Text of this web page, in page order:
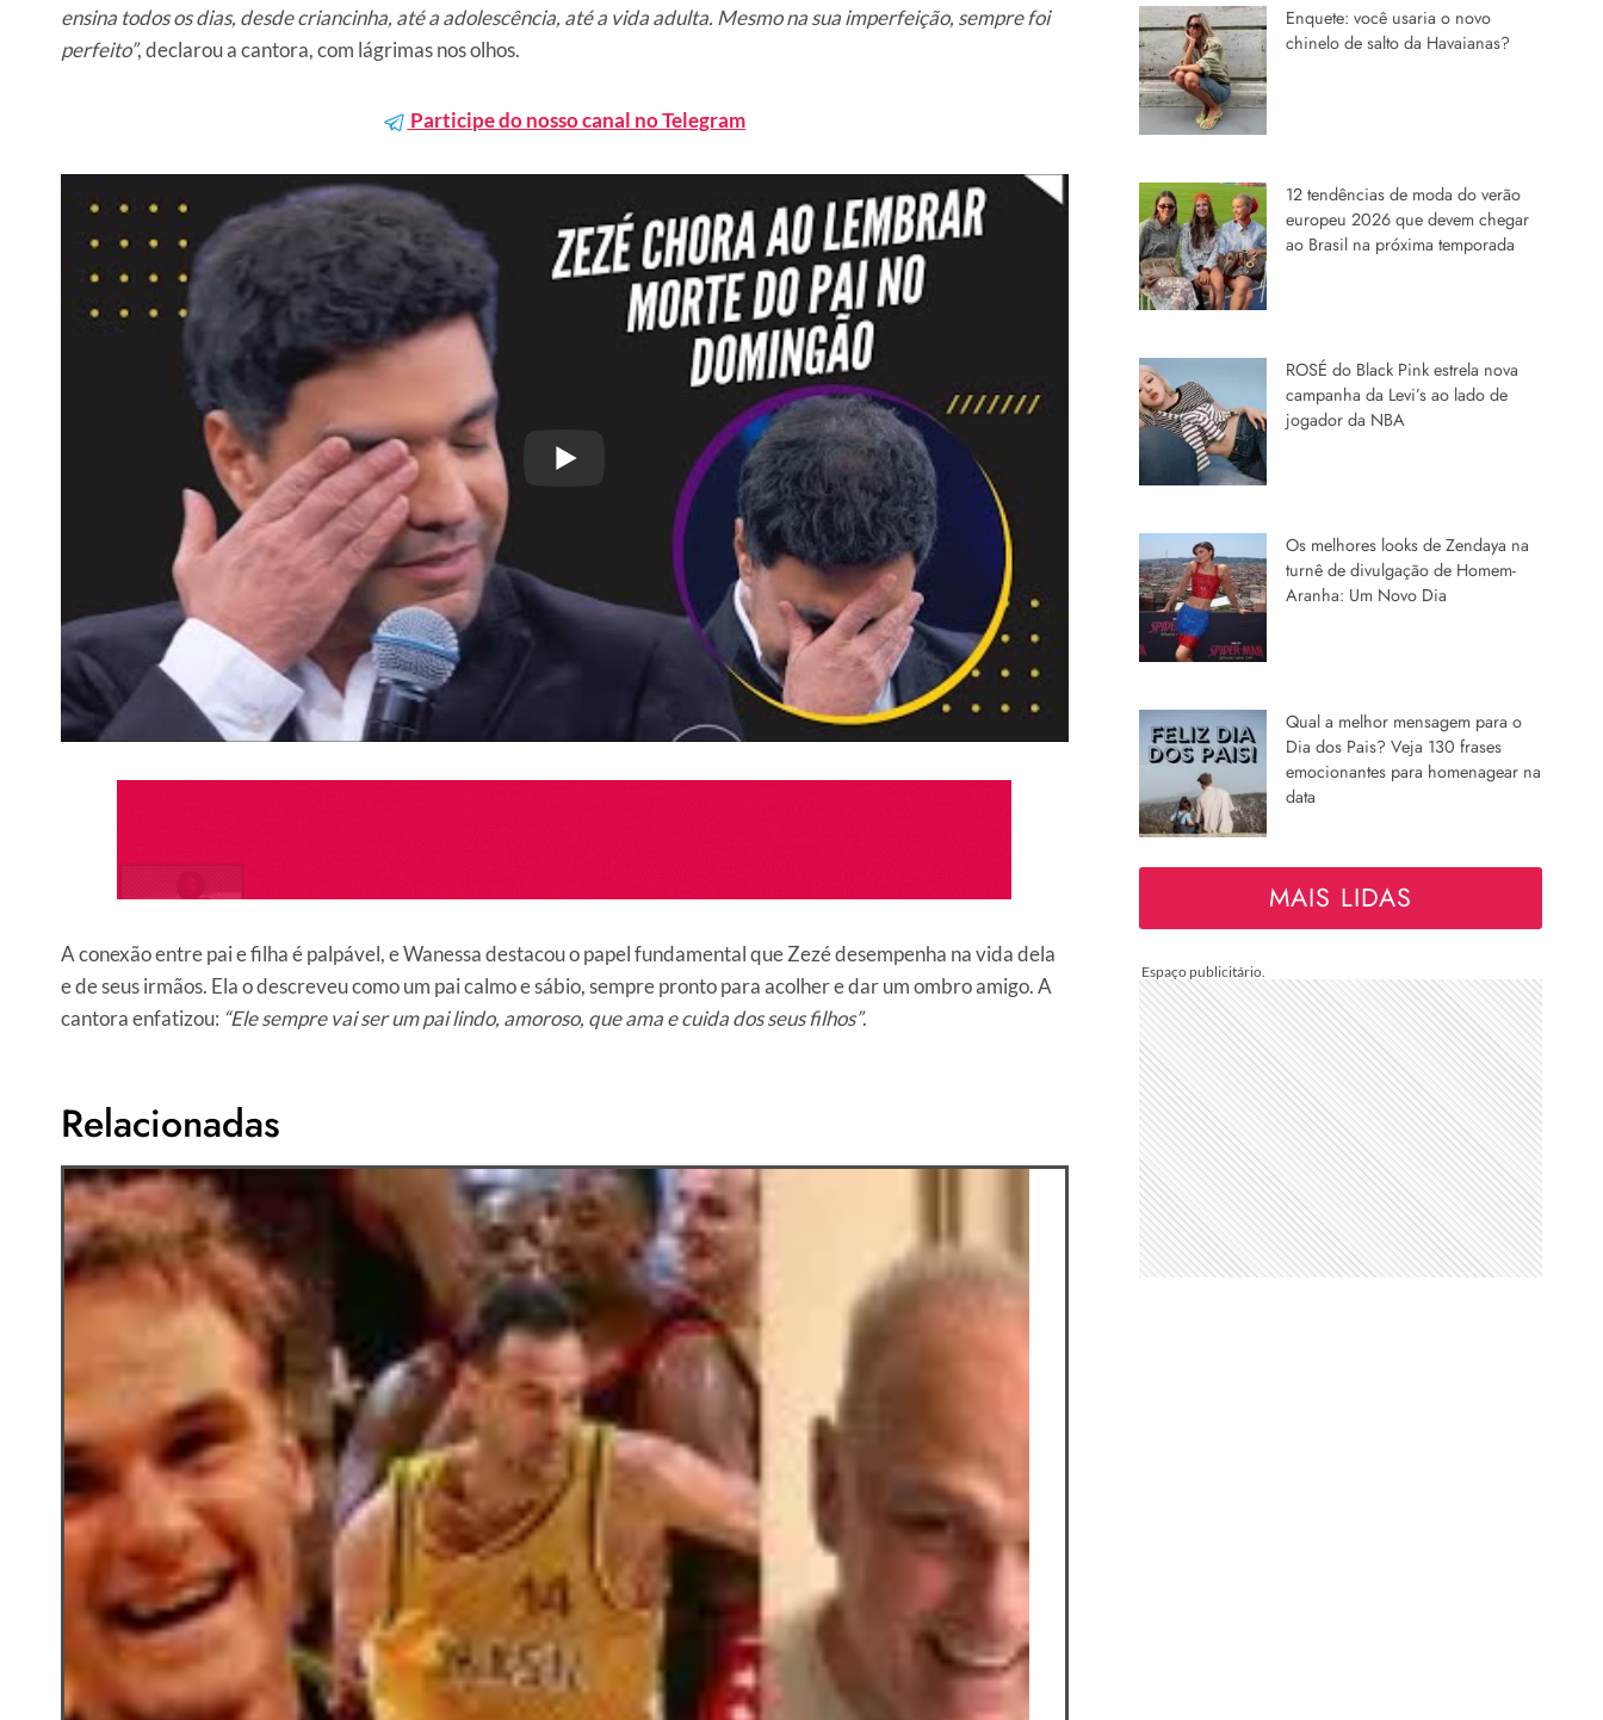
ensina todos os dias, desde criancinha, até a adolescência, até a vida adulta. Mesmo na sua imperfeição, sempre foi
perfeito”, declarou a cantora, com lágrimas nos olhos.
Participe do nosso canal no Telegram
A conexão entre pai e filha é palpável, e Wanessa destacou o papel fundamental que Zezé desempenha na vida dela
e de seus irmãos. Ela o descreveu como um pai calmo e sábio, sempre pronto para acolher e dar um ombro amigo. A
cantora enfatizou: “Ele sempre vai ser um pai lindo, amoroso, que ama e cuida dos seus filhos”.
Relacionadas
Enquete: você usaria o novo
chinelo de salto da Havaianas?
12 tendências de moda do verão
europeu 2026 que devem chegar
ao Brasil na próxima temporada
ROSÉ do Black Pink estrela nova
campanha da Levi’s ao lado de
jogador da NBA
Os melhores looks de Zendaya na
turnê de divulgação de Homem-
Aranha: Um Novo Dia
Qual a melhor mensagem para o
Dia dos Pais? Veja 130 frases
emocionantes para homenagear na
data
MAIS LIDAS